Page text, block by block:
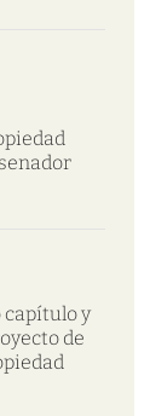
y
de